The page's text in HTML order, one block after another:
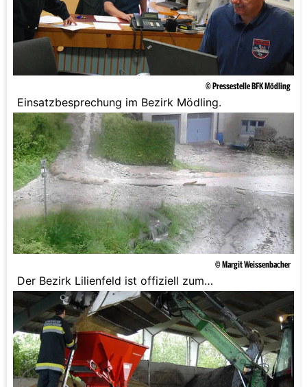
© Pressestelle BFK Mödling
Einsatzbesprechung im Bezirk Mödling.
© Margit Weissenbacher
Der Bezirk Lilienfeld ist offiziell zum
Katastrophengebiet erklärt worden.